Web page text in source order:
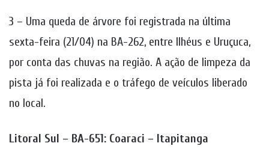
3 – Uma queda de árvore foi registrada na última
sexta-feira (21/04) na BA-262, entre Ilhéus e Uruçuca,
por conta das chuvas na região. A ação de limpeza da
pista já foi realizada e o tráfego de veículos liberado
no local.
Litoral Sul – BA-651: Coaraci – Itapitanga